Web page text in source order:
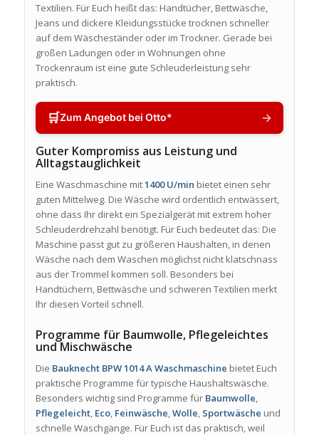
Textilien. Für Euch heißt das: Handtücher, Bettwäsche,
Jeans und dickere Kleidungsstücke trocknen schneller
auf dem Wäscheständer oder im Trockner. Gerade bei
großen Ladungen oder in Wohnungen ohne
Trockenraum ist eine gute Schleuderleistung sehr
praktisch.
🛒Zum Angebot bei Otto* →
Guter Kompromiss aus Leistung und
Alltagstauglichkeit
Eine Waschmaschine mit1400 U/min bietet einen sehr
guten Mittelweg. Die Wäsche wird ordentlich entwässert,
ohne dass Ihr direkt ein Spezialgerät mit extrem hoher
Schleuderdrehzahl benötigt. Für Euch bedeutet das: Die
Maschine passt gut zu größeren Haushalten, in denen
Wäsche nach dem Waschen möglichst nicht klatschnass
aus der Trommel kommen soll. Besonders bei
Handtüchern, Bettwäsche und schweren Textilien merkt
Ihr diesen Vorteil schnell.
Programme für Baumwolle, Pflegeleichtes
und Mischwäsche
Die Bauknecht BPW 1014 A Waschmaschine bietet Euch
praktische Programme für typische Haushaltswäsche.
Besonders wichtig sind Programme für Baumwolle,
Pflegeleicht, Eco, Feinwäsche,Wolle, Sportwäsche und
schnelle Waschgänge. Für Euch ist das praktisch, weil